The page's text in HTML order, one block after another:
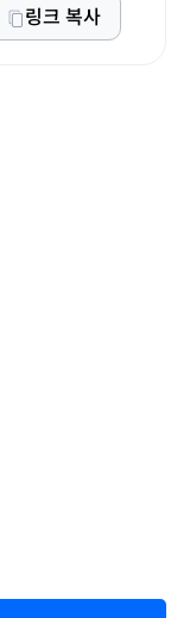
링크 복사